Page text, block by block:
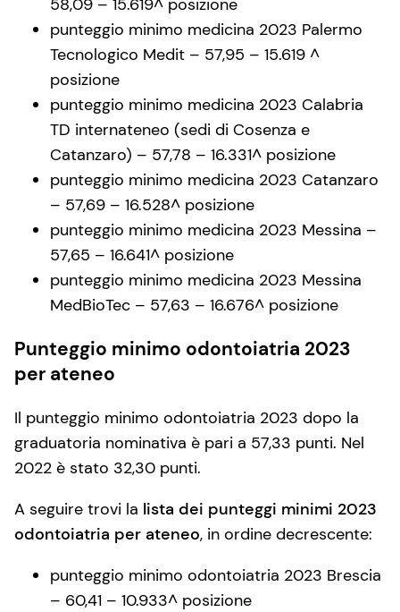
58,09 – 15.619^ posizione
punteggio minimo medicina 2023 Palermo
Tecnologico Medit – 57,95 – 15.619 ^
posizione
punteggio minimo medicina 2023 Calabria
TD internateneo (sedi di Cosenza e
Catanzaro) – 57,78 – 16.331^ posizione
punteggio minimo medicina 2023 Catanzaro
– 57,69 – 16.528^ posizione
punteggio minimo medicina 2023 Messina –
57,65 – 16.641^ posizione
punteggio minimo medicina 2023 Messina
MedBioTec – 57,63 – 16.676^ posizione
Punteggio minimo odontoiatria 2023
per ateneo
Il punteggio minimo odontoiatria 2023 dopo la
graduatoria nominativa è pari a 57,33 punti. Nel
2022 è stato 32,30 punti.
A seguire trovi la lista dei punteggi minimi 2023
odontoiatria per ateneo, in ordine decrescente:
punteggio minimo odontoiatria 2023 Brescia
– 60,41 – 10.933^ posizione